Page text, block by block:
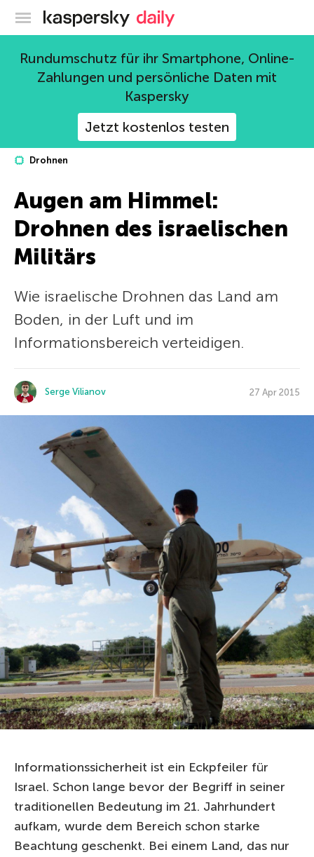
Offizieller Blog von Kaspersky
Rundumschutz für ihr Smartphone, Online-
Zahlungen und persönliche Daten mit
Kaspersky
Jetzt kostenlos testen
Drohnen
Augen am Himmel:
Drohnen des israelischen
Militärs
Wie israelische Drohnen das Land am
Boden, in der Luft und im
Informationsbereich verteidigen.
Serge Vilianov 27 Apr 2015
Informationssicherheit ist ein Eckpfeiler für
Israel. Schon lange bevor der Begriff in seiner
traditionellen Bedeutung im 21. Jahrhundert
aufkam, wurde dem Bereich schon starke
Beachtung geschenkt. Bei einem Land, das nur